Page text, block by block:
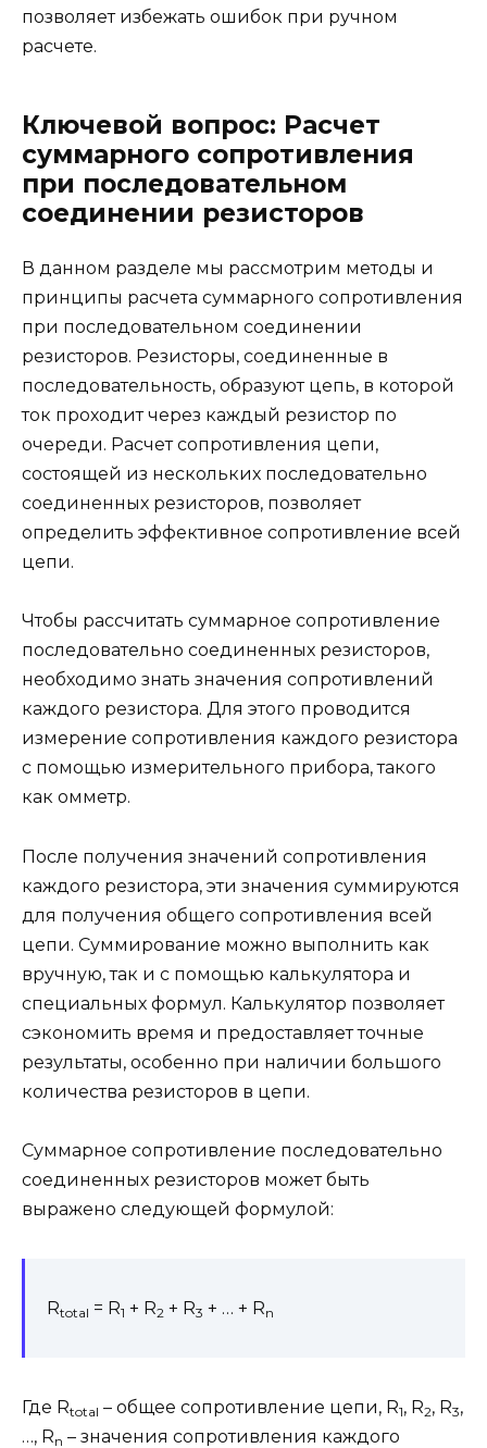
позволяет избежать ошибок при ручном
расчете.
Ключевой вопрос: Расчет
суммарного сопротивления
при последовательном
соединении резисторов
В данном разделе мы рассмотрим методы и
принципы расчета суммарного сопротивления
при последовательном соединении
резисторов. Резисторы, соединенные в
последовательность, образуют цепь, в которой
ток проходит через каждый резистор по
очереди. Расчет сопротивления цепи,
состоящей из нескольких последовательно
соединенных резисторов, позволяет
определить эффективное сопротивление всей
цепи.
Чтобы рассчитать суммарное сопротивление
последовательно соединенных резисторов,
необходимо знать значения сопротивлений
каждого резистора. Для этого проводится
измерение сопротивления каждого резистора
с помощью измерительного прибора, такого
как омметр.
После получения значений сопротивления
каждого резистора, эти значения суммируются
для получения общего сопротивления всей
цепи. Суммирование можно выполнить как
вручную, так и с помощью калькулятора и
специальных формул. Калькулятор позволяет
сэкономить время и предоставляет точные
результаты, особенно при наличии большого
количества резисторов в цепи.
Суммарное сопротивление последовательно
соединенных резисторов может быть
выражено следующей формулой:
Rtotal = R1 + R2 + R3 + … + Rn
Где Rtotal – общее сопротивление цепи, R1, R2, R3,
…, Rn – значения сопротивления каждого